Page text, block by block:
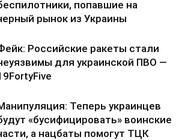
попавшие на
рынок из Украины
Российские ракеты стали
для украинской ПВО —
Теперь украинцев
«бусифицировать» воинские
а нацбаты помогут ТЦК